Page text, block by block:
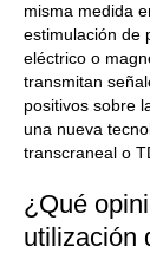
misma medida
estimulación de
eléctrico o
transmitan
positivos sobre
una nueva
transcraneal o
¿Qué
utilización